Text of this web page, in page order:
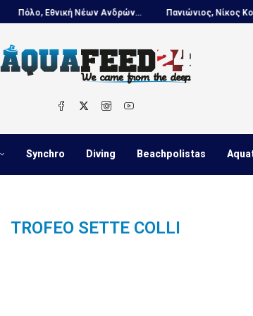
Πόλο, Εθνική Νέων Ανδρών... Πανιώνιος, Νίκος
Synchro Diving Beachpolistas
TROFEO SETTE COLLI